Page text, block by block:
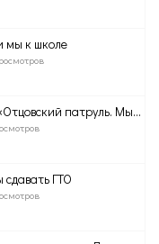
мы к школе
патруль. Мы...
ГТО